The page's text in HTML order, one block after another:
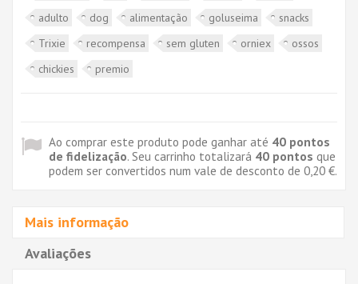
adulto
dog alimentação goluseima
snacks
Trixie
recompensa sem gluten orniex
ossos
chickies
premio
Ao comprar este produto pode ganhar até 40 pontos
de fidelização. Seu carrinho totalizará 40 pontos que
podem ser convertidos num vale de desconto de 0,20 €.
Mais informação
Avaliações